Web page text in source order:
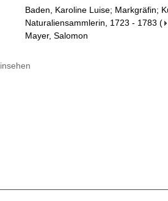
Baden, Karoline Luise; Markgräfin;
Naturaliensammlerin, 1723 - 1783 (
Mayer, Salomon